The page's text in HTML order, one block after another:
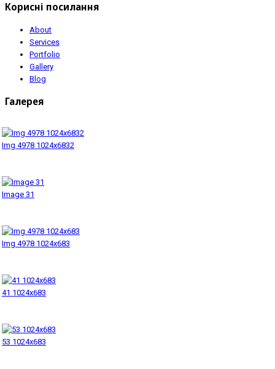
Корисні посилання
About
Services
Portfolio
Gallery
Blog
Галерея
Img 4978 1024x6832
Image 31
Img 4978 1024x683
41 1024x683
53 1024x683